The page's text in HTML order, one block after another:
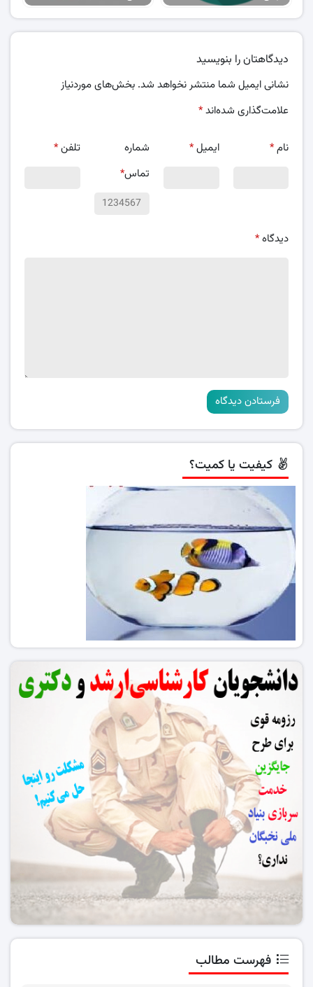
دیدگاهتان را بنویسید
نشانی ایمیل شما منتشر نخواهد شد. بخش‌های موردنیاز
علامت‌گذاری شده‌اند*
نام* ایمیل*
شماره
تماس*
تلفن*
دیدگاه*
کیفیت یا کمیت؟
فهرست مطالب